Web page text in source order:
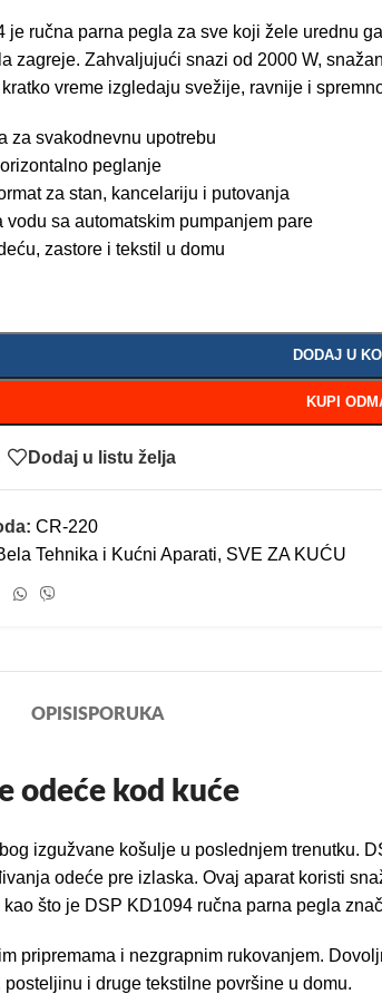
je ručna parna pegla za sve koji žele urednu
zagreje. Zahvaljujući snazi od 2000 W,
vreme izgledaju svežije, ravnije i
za svakodnevnu upotrebu
peglanje
za stan, kancelariju i putovanja
vodu sa automatskim pumpanjem pare
zastore i tekstil u domu
DODAJ U
KUPI
Dodaj u listu želja
CR-220
Tehnika i Kućni Aparati, SVE ZA KUĆU
OPISISPORUKA
odeće kod kuće
izgužvane košulje u poslednjem trenutku.
odeće pre izlaska. Ovaj aparat koristi
što je DSP KD1094 ručna parna pegla
pripremama i nezgrapnim rukovanjem.
i druge tekstilne površine u domu.